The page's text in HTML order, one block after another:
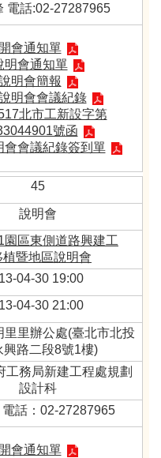
電話:02-27287965
開會通知單
明會通知單
明會簡報
明會會議紀錄
北市工新設字第
號函
會會議紀錄簽到單
45
說明會
園區東側道路興建工
暨地區說明會
04-30 19:00
04-30 21:00
里里辦公處(臺北市北投
興路二段8號1樓)
工務局新建工程處規劃
設計科
電話：02-27287965
開會通知單